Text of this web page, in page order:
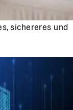
sichereres und